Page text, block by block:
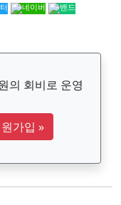
의 회비로 운영
가입 »